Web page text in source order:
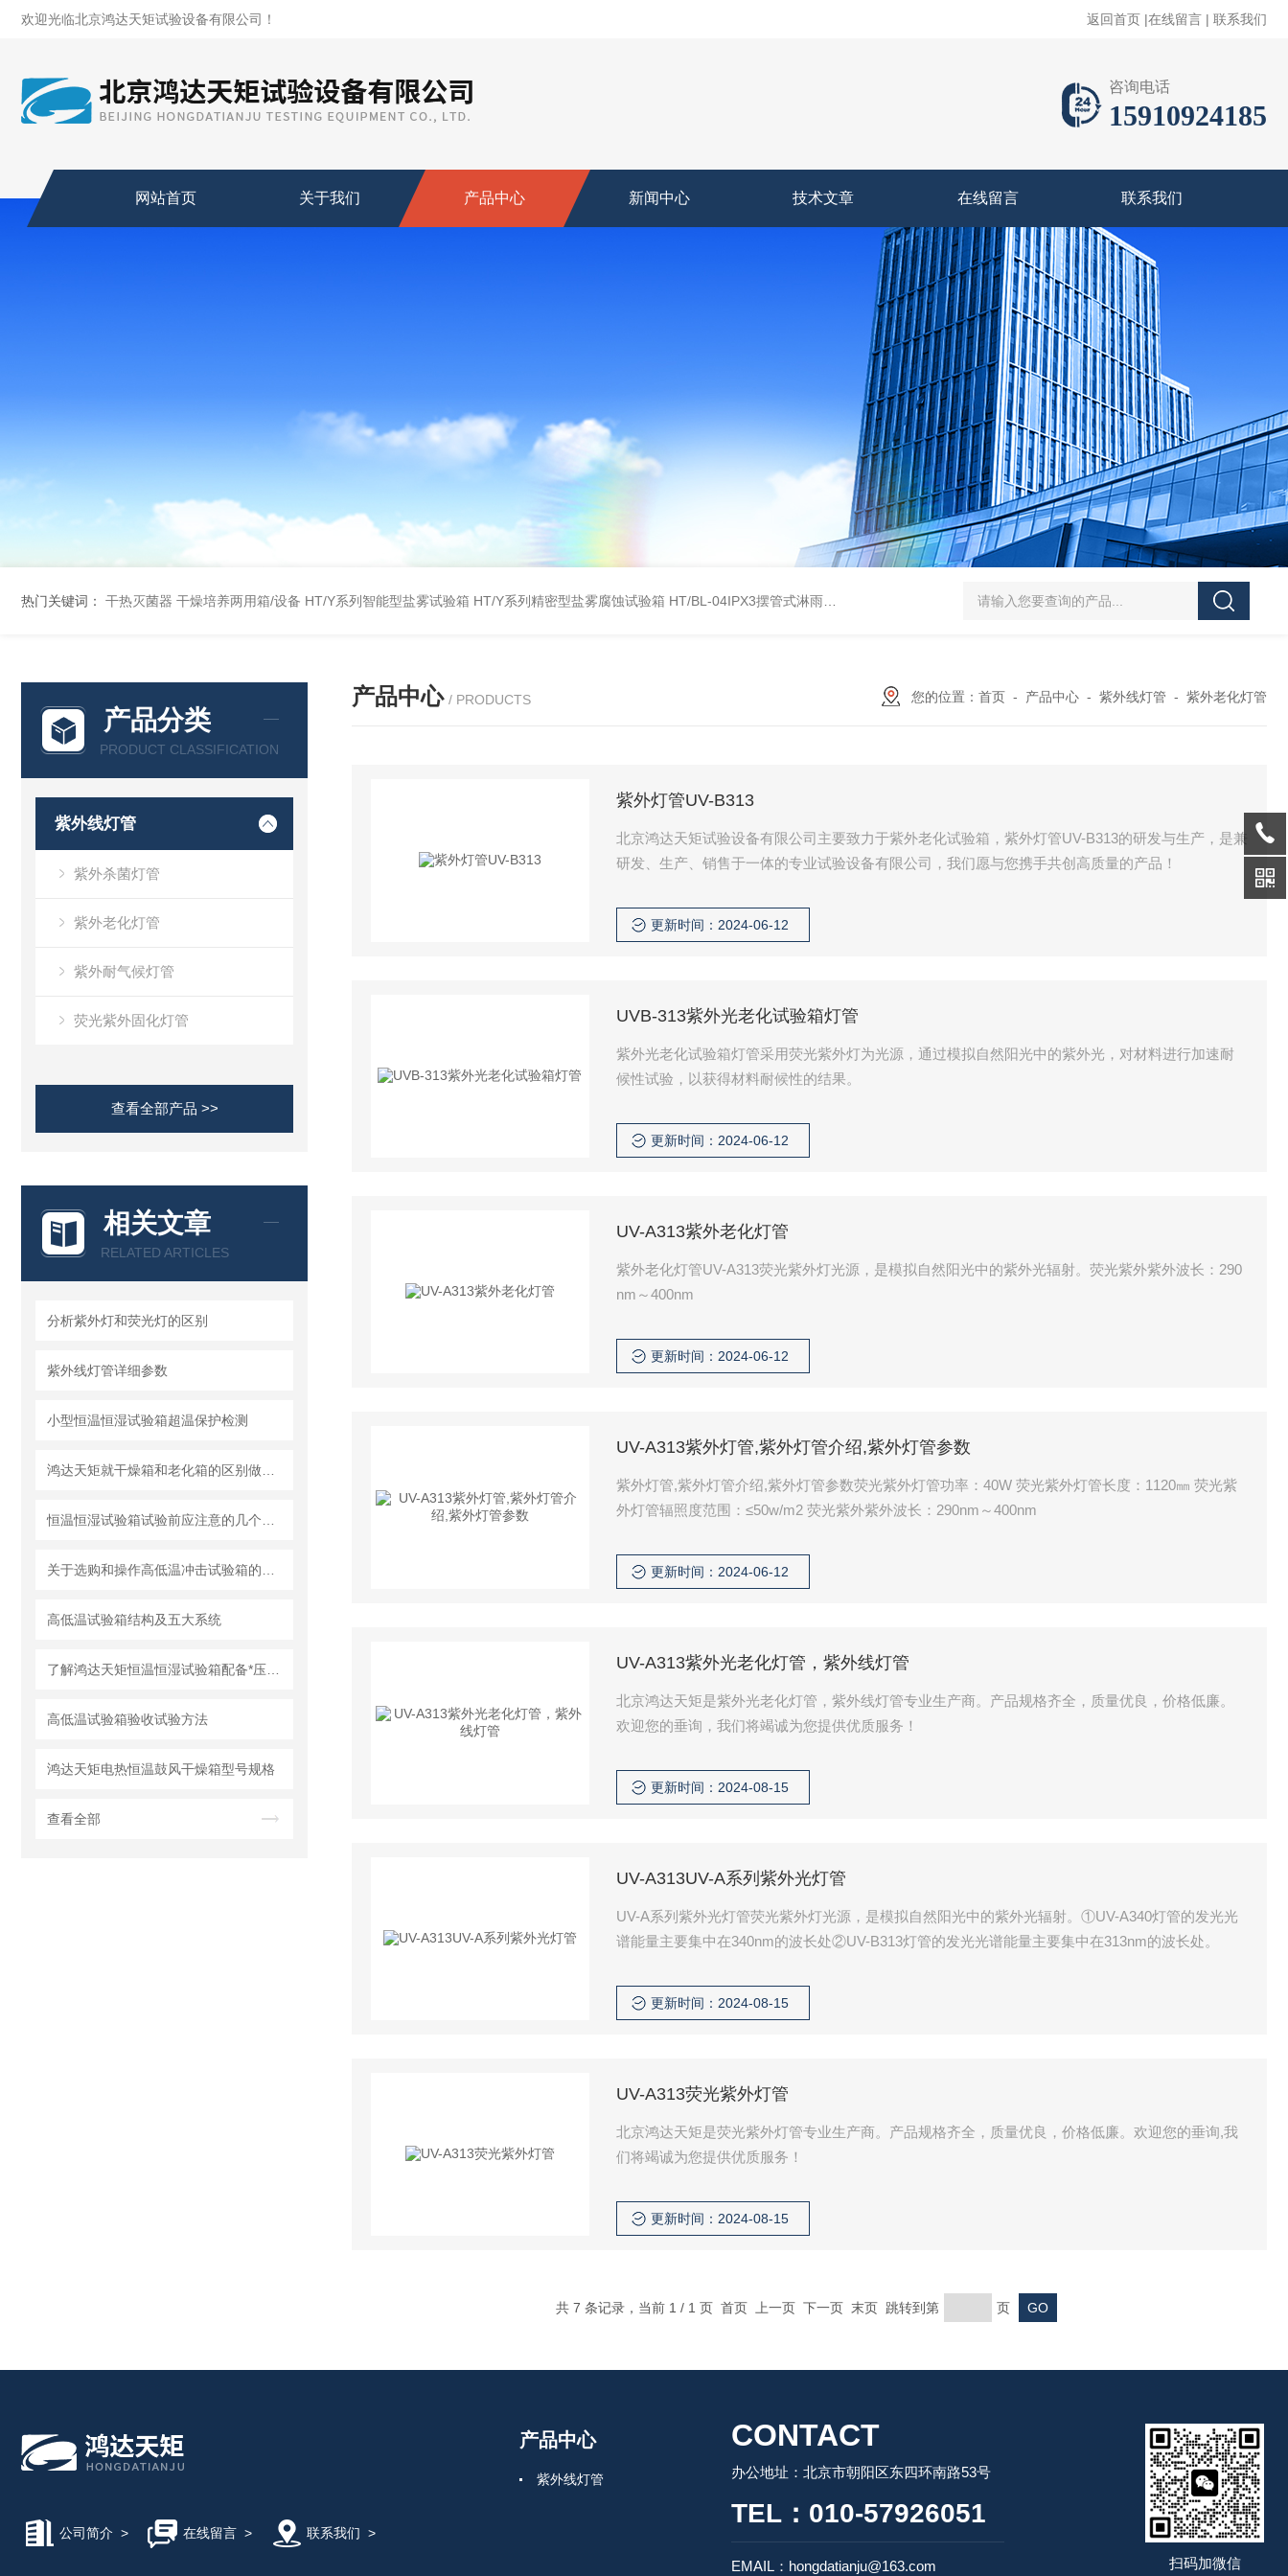
欢迎光临北京鸿达天矩试验设备有限公司！ 返回首页 |在线留言 | 联系我们
咨询电话
15910924185
网站首页 关于我们 产品中心 新闻中心 技术文章 在线留言 联系我们
热门关键词： 干热灭菌器 干燥培养两用箱/设备 HT/Y系列智能型盐雾试验箱 HT/Y系列精密型盐雾腐蚀试验箱 HT/BL-04IPX3摆管式淋雨试验机 HT/SC-800砂尘试验机厂家 HT/GDSJ-80天津小型高低温交变湿热试验
产品分类
PRODUCT CLASSIFICATION
紫外线灯管
紫外杀菌灯管
紫外老化灯管
紫外耐气候灯管
荧光紫外固化灯管
查看全部产品 >>
相关文章
RELATED ARTICLES
分析紫外灯和荧光灯的区别
紫外线灯管详细参数
小型恒温恒湿试验箱超温保护检测
高低温试验箱结构及五大系统
高低温试验箱验收试验方法
鸿达天矩电热恒温鼓风干燥箱型号规格
查看全部
产品中心 / PRODUCTS 您的位置： 首页 - 产品中心 - 紫外线灯管 - 紫外老化灯管
紫外灯管UV-B313
北京鸿达天矩试验设备有限公司主要致力于紫外老化试验箱，紫外灯管UV-B313的研发与生产，是兼
研发、生产、销售于一体的专业试验设备有限公司，我们愿与您携手共创高质量的产品！
更新时间：2024-06-12
UVB-313紫外光老化试验箱灯管
紫外光老化试验箱灯管采用荧光紫外灯为光源，通过模拟自然阳光中的紫外光，对材料进行加速耐
候性试验，以获得材料耐候性的结果。
更新时间：2024-06-12
UV-A313紫外老化灯管
紫外老化灯管UV-A313荧光紫外灯光源，是模拟自然阳光中的紫外光辐射。荧光紫外紫外波长：290
nm～400nm
更新时间：2024-06-12
UV-A313紫外灯管,紫外灯管介绍,紫外灯管参数
紫外灯管,紫外灯管介绍,紫外灯管参数荧光紫外灯管功率：40W 荧光紫外灯管长度：1120㎜ 荧光紫
外灯管辐照度范围：≤50w/m2 荧光紫外紫外波长：290nm～400nm
更新时间：2024-06-12
UV-A313紫外光老化灯管，紫外线灯管
北京鸿达天矩是紫外光老化灯管，紫外线灯管专业生产商。产品规格齐全，质量优良，价格低廉。
欢迎您的垂询，我们将竭诚为您提供优质服务！
更新时间：2024-08-15
UV-A313UV-A系列紫外光灯管
UV-A系列紫外光灯管荧光紫外灯光源，是模拟自然阳光中的紫外光辐射。①UV-A340灯管的发光光
谱能量主要集中在340nm的波长处②UV-B313灯管的发光光谱能量主要集中在313nm的波长处。
更新时间：2024-08-15
UV-A313荧光紫外灯管
北京鸿达天矩是荧光紫外灯管专业生产商。产品规格齐全，质量优良，价格低廉。欢迎您的垂询,我
们将竭诚为您提供优质服务！
更新时间：2024-08-15
共 7 条记录，当前 1 / 1 页 首页 上一页 下一页 末页 跳转到第 页
公司简介 > 在线留言> 联系我们 >
产品中心
紫外线灯管
CONTACT
办公地址：北京市朝阳区东四环南路53号
TEL：010-57926051
EMAIL：hongdatianju@163.com 扫码加微信